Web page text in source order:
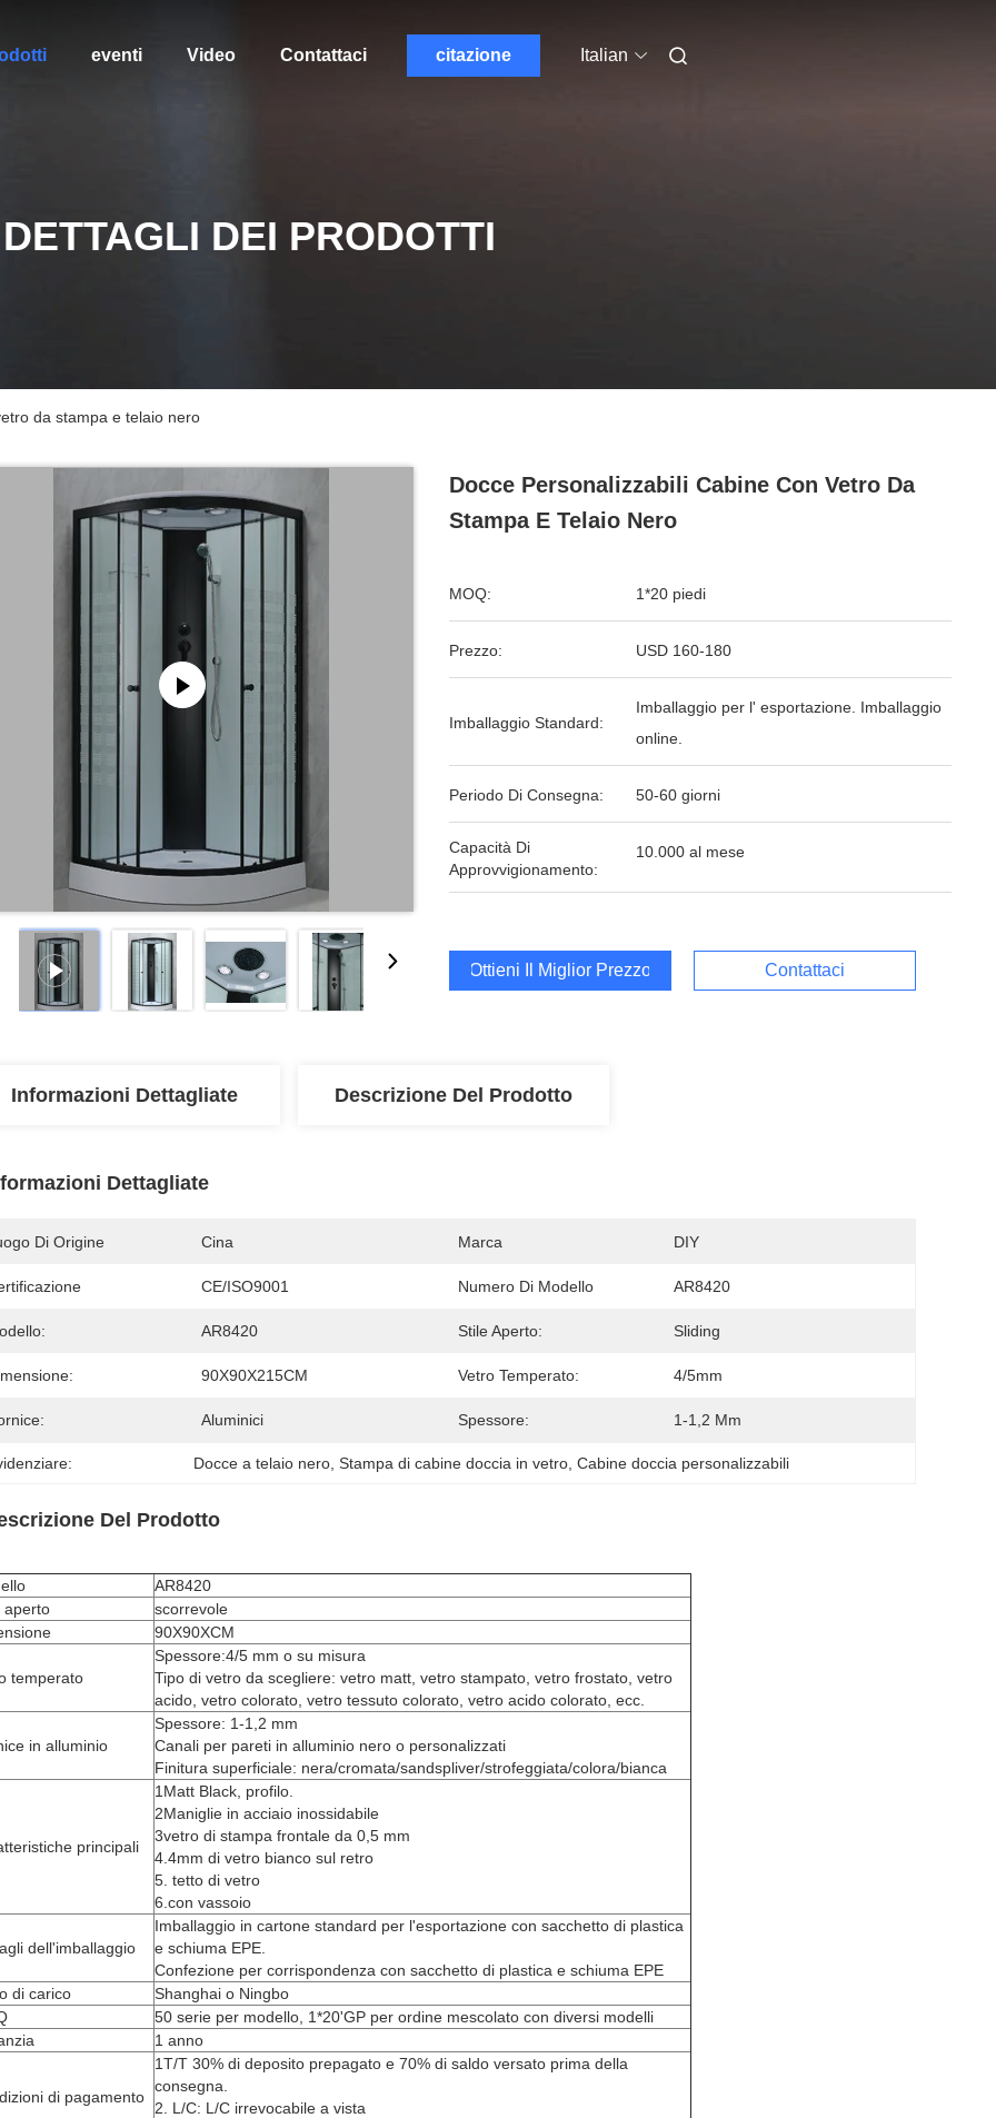
eventi Video Contattaci citazione Italian
DETTAGLI DEI PRODOTTI
da stampa e telaio nero
Docce Personalizzabili Cabine Con Vetro Da
Stampa E Telaio Nero
MOQ: 1*20 piedi
Prezzo: USD 160-180
Imballaggio Standard:
Imballaggio per l' esportazione. Imballaggio
online.
Periodo Di Consegna: 50-60 giorni
Capacità Di
Approvvigionamento:
10.000 al mese
Ottieni Il Miglior Prezzo Contattaci
Informazioni Dettagliate Descrizione Del Prodotto
Dettagliate
Di Origine Cina Marca DIY
CE/ISO9001 Numero Di Modello AR8420
AR8420 Stile Aperto: Sliding
90X90X215CM Vetro Temperato: 4/5mm
Aluminici Spessore: 1-1,2 Mm
Docce a telaio nero , Stampa di cabine doccia in vetro , Cabine doccia personalizzabili
Del Prodotto
AR8420
aperto
scorrevole
90X90XCM
temperato
Spessore:4/5 mm o su misura
Tipo di vetro da scegliere: vetro matt, vetro stampato, vetro frostato, vetro
acido, vetro colorato, vetro tessuto colorato, vetro acido colorato, ecc.
in alluminio
Spessore: 1-1,2 mm
Canali per pareti in alluminio nero o personalizzati
Finitura superficiale: nera/cromata/sandspliver/strofeggiata/colora/bianca
principali
1Matt Black, profilo.
2Maniglie in acciaio inossidabile
3vetro di stampa frontale da 0,5 mm
4.4mm di vetro bianco sul retro
5. tetto di vetro
6.con vassoio
dell'imballaggio
Imballaggio in cartone standard per l'esportazione con sacchetto di plastica
e schiuma EPE.
Confezione per corrispondenza con sacchetto di plastica e schiuma EPE
di carico
Shanghai o Ningbo
50 serie per modello, 1*20'GP per ordine mescolato con diversi modelli
1 anno
di pagamento
1T/T 30% di deposito prepagato e 70% di saldo versato prima della
consegna.
2. L/C: L/C irrevocabile a vista